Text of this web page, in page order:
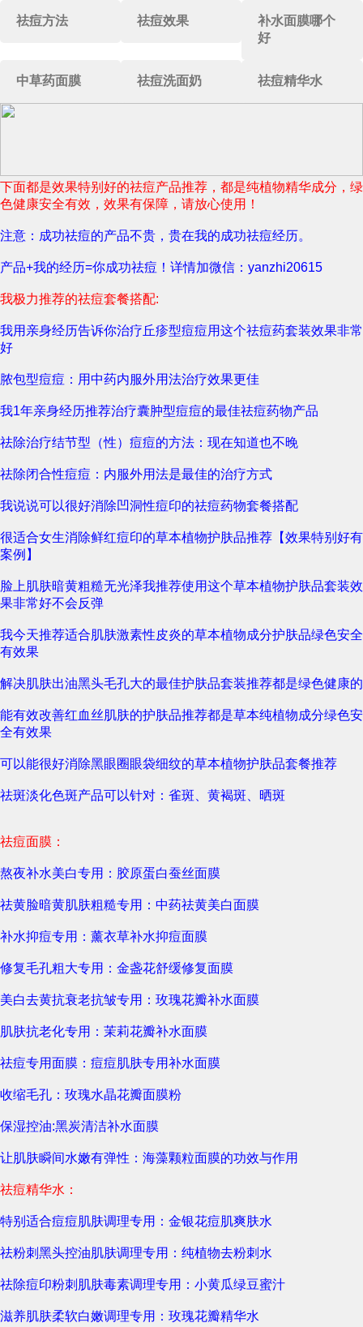
祛痘方法 祛痘效果
补水面膜哪个
好
中草药面膜 祛痘洗面奶 祛痘精华水
下面都是效果特别好的祛痘产品推荐，都是纯植物精华成分，绿
色健康安全有效，效果有保障，请放心使用！
注意：成功祛痘的产品不贵，贵在我的成功祛痘经历。
产品+我的经历=你成功祛痘！详情加微信：yanzhi20615
我极力推荐的祛痘套餐搭配:
我用亲身经历告诉你治疗丘疹型痘痘用这个祛痘药套装效果非常
好
脓包型痘痘：用中药内服外用法治疗效果更佳
我1年亲身经历推荐治疗囊肿型痘痘的最佳祛痘药物产品
祛除治疗结节型（性）痘痘的方法：现在知道也不晚
祛除闭合性痘痘：内服外用法是最佳的治疗方式
我说说可以很好消除凹洞性痘印的祛痘药物套餐搭配
很适合女生消除鲜红痘印的草本植物护肤品推荐【效果特别好有
案例】
脸上肌肤暗黄粗糙无光泽我推荐使用这个草本植物护肤品套装效
果非常好不会反弹
我今天推荐适合肌肤激素性皮炎的草本植物成分护肤品绿色安全
有效果
解决肌肤出油黑头毛孔大的最佳护肤品套装推荐都是绿色健康的
能有效改善红血丝肌肤的护肤品推荐都是草本纯植物成分绿色安
全有效果
可以能很好消除黑眼圈眼袋细纹的草本植物护肤品套餐推荐
祛斑淡化色斑产品可以针对：雀斑、黄褐斑、晒斑
祛痘面膜：
熬夜补水美白专用：胶原蛋白蚕丝面膜
祛黄脸暗黄肌肤粗糙专用：中药祛黄美白面膜
补水抑痘专用：薰衣草补水抑痘面膜
修复毛孔粗大专用：金盏花舒缓修复面膜
美白去黄抗衰老抗皱专用：玫瑰花瓣补水面膜
肌肤抗老化专用：茉莉花瓣补水面膜
祛痘专用面膜：痘痘肌肤专用补水面膜
收缩毛孔：玫瑰水晶花瓣面膜粉
保湿控油:黑炭清洁补水面膜
让肌肤瞬间水嫩有弹性：海藻颗粒面膜的功效与作用
祛痘精华水：
特别适合痘痘肌肤调理专用：金银花痘肌爽肤水
祛粉刺黑头控油肌肤调理专用：纯植物去粉刺水
祛除痘印粉刺肌肤毒素调理专用：小黄瓜绿豆蜜汁
滋养肌肤柔软白嫩调理专用：玫瑰花瓣精华水